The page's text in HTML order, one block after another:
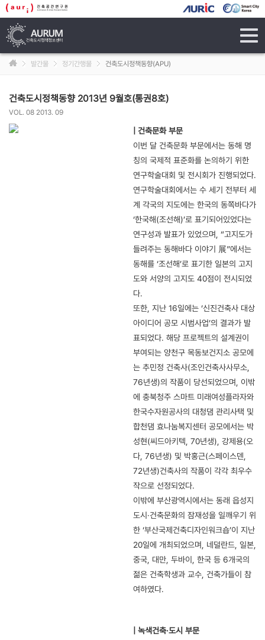
발간물 정기간행물 건축도시정책동향(APU)
건축도시정책동향 2013년 9월호(통권8호)
VOL. 08 2013. 09
건축문화 부문
이번 달 건축문화 부문에서는 동해 명
칭의 국제적 표준화를 논의하기 위한
연구학술대회 및 전시회가 진행되었다.
연구학술대회에서는 수 세기 전부터 세
계 각국의 지도에는 한국의 동쪽바다가
‘한국해(조선해)’로 표기되어있었다는
연구성과 발표가 있었으며, “고지도가
들려주는 동해바다 이야기 展”에서는
동해를 ‘조선해’로 표기한 일본의 고지
도와 서양의 고지도 40점이 전시되었
다.
또한, 지난 16일에는 ‘신진건축사 대상
아이디어 공모 시범사업’의 결과가 발
표되었다. 해당 프로젝트의 설계권이
부여되는 양천구 목동보건지소 공모에
는 추민정 건축사(조인건축사사무소,
76년생)의 작품이 당선되었으며, 이밖
에 충북청주 스마트 미래여성플라자와
한국수자원공사의 대청댐 관리사택 및
합천댐 효나눔복지센터 공모에서는 박
성현(씨드아키텍, 70년생), 강제용(오
다, 76년생) 및 박홍근(스페이스덴,
72년생)건축사의 작품이 각각 최우수
작으로 선정되었다.
이밖에 부산광역시에서는 동래 읍성지
도시·건축문화의 잠재성을 일깨우기 위
한 ‘부산국제건축디자인워크숍’이 지난
20일에 개최되었으며, 네덜란드, 일본,
중국, 대만, 두바이, 한국 등 6개국의
젊은 건축학생과 교수, 건축가들이 참
여하였다.
녹색건축·도시 부문